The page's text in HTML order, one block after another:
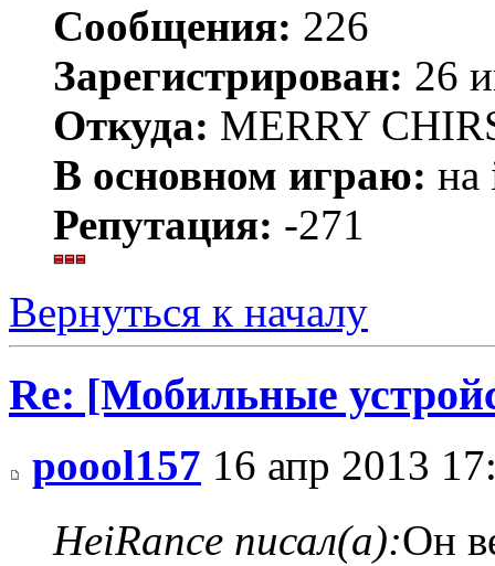
Сообщения: 226
Зарегистрирован: 26
Откуда: MERRY
В основном играю: на
Репутация: -271
Вернуться к началу
Re: [Мобильные
poool157 16 апр 2013
HeiRance писал(а):Он